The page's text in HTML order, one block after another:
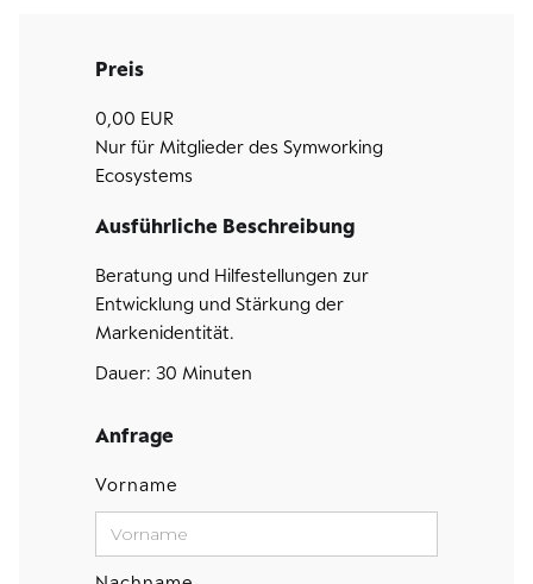
Preis
0,00 EUR
Nur für Mitglieder des Symworking
Ecosystems
Ausführliche Beschreibung
Beratung und Hilfestellungen zur
Entwicklung und Stärkung der
Markenidentität.
Dauer: 30 Minuten
Anfrage
Vorname